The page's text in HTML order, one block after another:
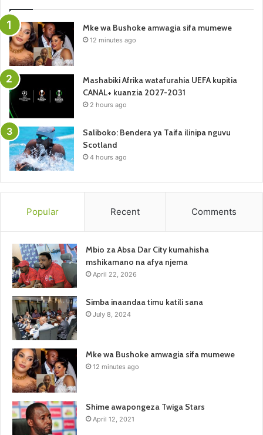
Mke wa Bushoke amwagia sifa mumewe
12 minutes ago
Mashabiki Afrika watafurahia UEFA kupitia
CANAL+ kuanzia 2027-2031
2 hours ago
Saliboko: Bendera ya Taifa ilinipa nguvu
Scotland
4 hours ago
Popular Recent Comments
Mbio za Absa Dar City kumahisha
mshikamano na afya njema
April 22, 2026
Simba inaandaa timu katili sana
July 8, 2024
Mke wa Bushoke amwagia sifa mumewe
12 minutes ago
Shime awapongeza Twiga Stars
April 12, 2021